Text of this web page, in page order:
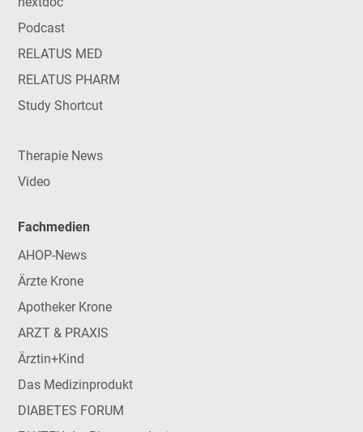
Podcast
RELATUS MED
RELATUS PHARM
Study Shortcut
Therapie News
Video
Fachmedien
AHOP-News
Ärzte Krone
Apotheker Krone
ARZT & PRAXIS
Ärztin+Kind
Das Medizinprodukt
DIABETES FORUM